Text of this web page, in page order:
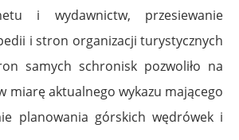
i wydawnictw, przesiewanie
i stron organizacji turystycznych
samych schronisk pozwoliło na
miarę aktualnego wykazu mającego
planowania górskich wędrówek i